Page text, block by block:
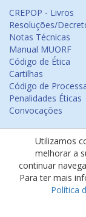
CREPOP - Livros
Resoluções/
Notas Técnicas
Manual MUORF
Código de Ética
Cartilhas
Código de
Penalidades Éticas
Convocações
Emissão de
Psicologia na Mídia
Ouvidoria
Política de cookies
Política de
Utilizamos
melhorar a
continuar
Para ter mais
Política